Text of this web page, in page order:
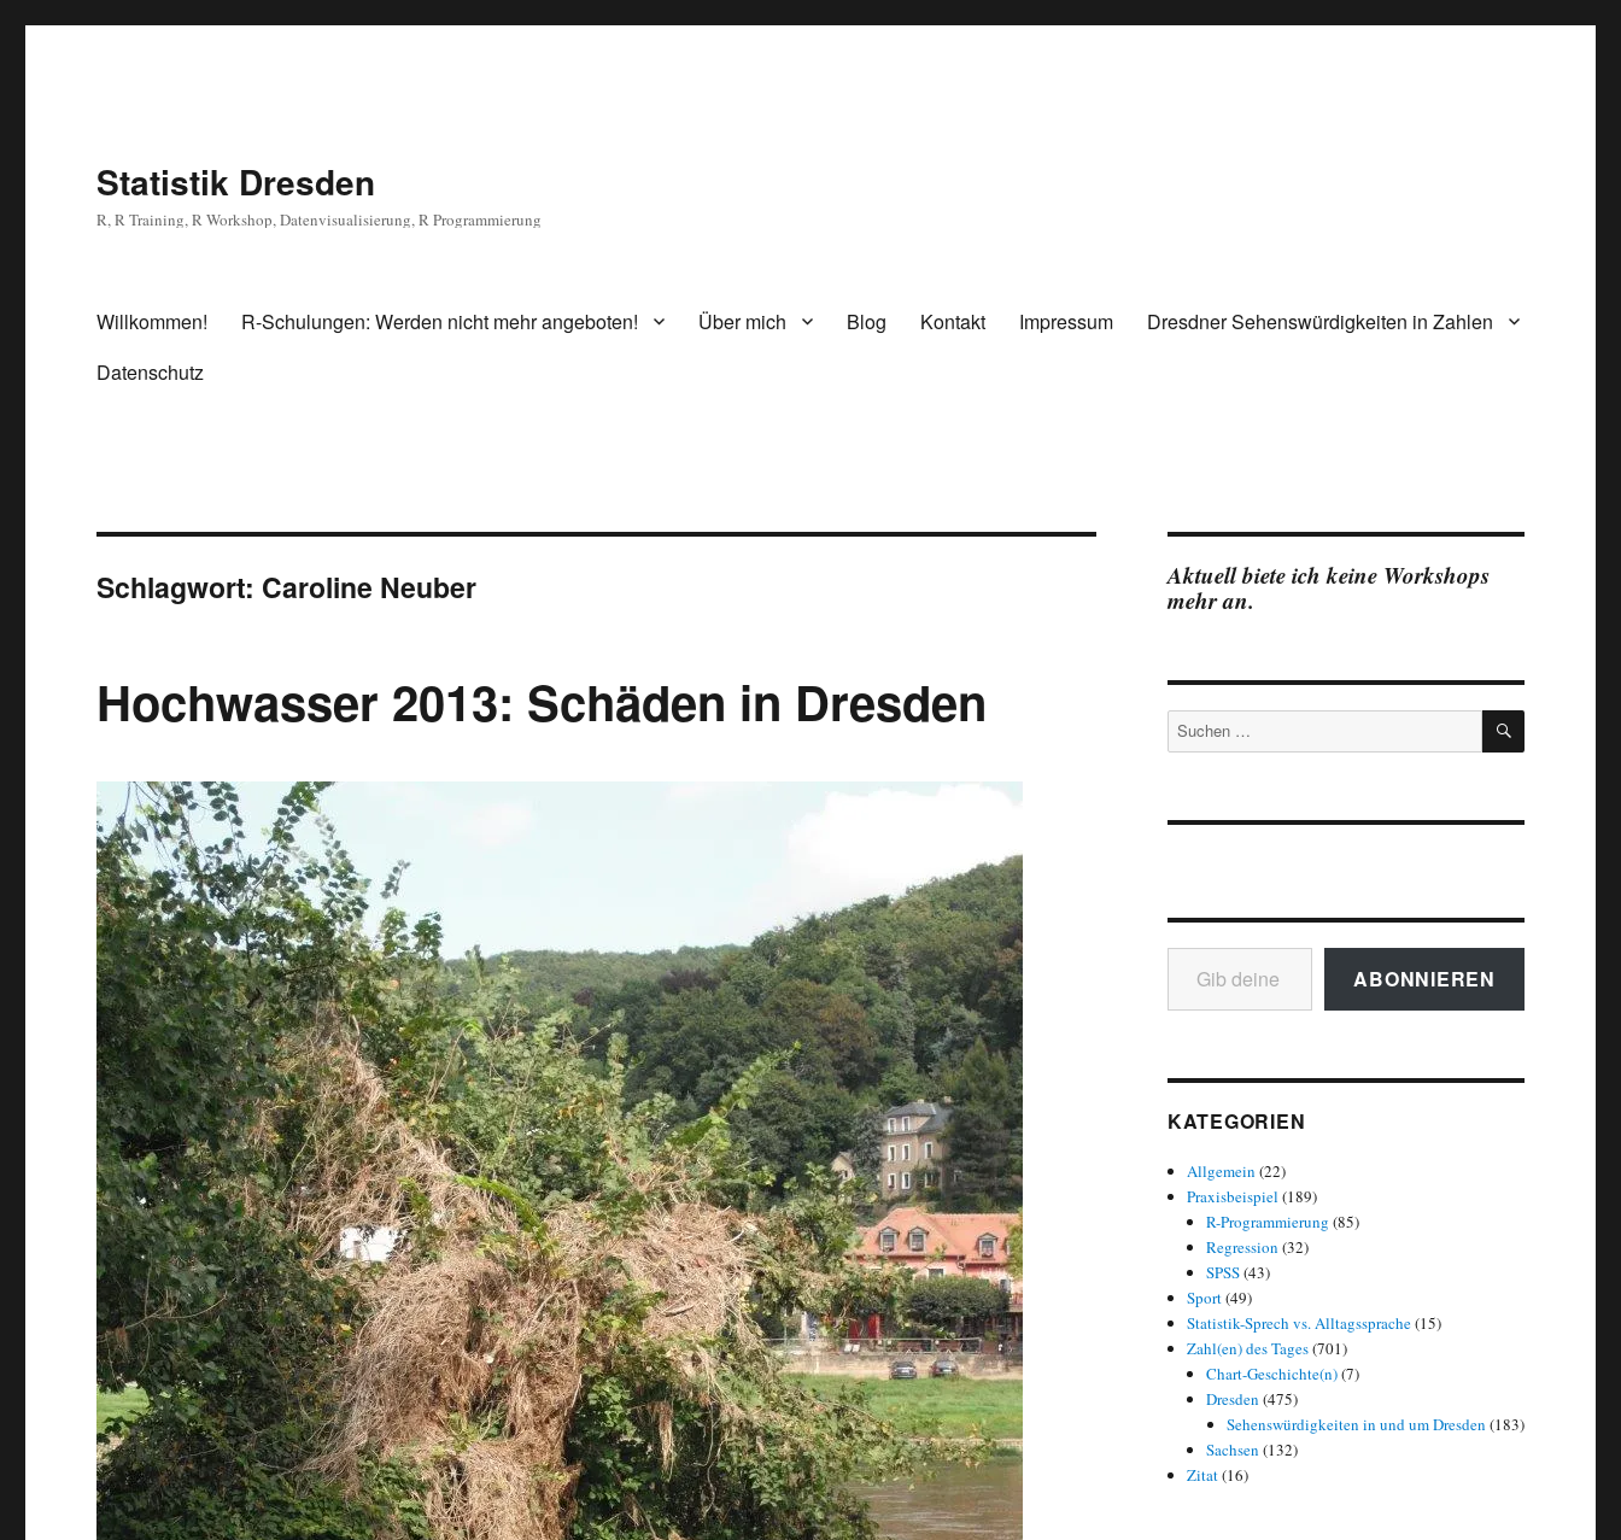
Statistik Dresden
R, R Training, R Workshop, Datenvisualisierung, R Programmierung
Willkommen! R-Schulungen: Werden nicht mehr angeboten! Über mich Blog Kontakt Impressum
Dresdner Sehenswürdigkeiten in Zahlen
Datenschutz
Schlagwort: Caroline Neuber
Hochwasser 2013: Schäden in Dresden
Aktuell biete ich keine Workshops
mehr an.
Suchen
nach:
SUCHEN
Gib deine E-Mail-Adresse ein ...
ABONNIEREN
KATEGORIEN
Allgemein (22)
Praxisbeispiel (189)
R-Programmierung (85)
Regression (32)
SPSS(43)
Sport(49)
Statistik-Sprech vs. Alltagssprache(15)
Zahl(en) des Tages(701)
Chart-Geschichte(n)(7)
Dresden (475)
Sehenswürdigkeiten in und um Dresden (183)
Sachsen (132)
Zitat(16)